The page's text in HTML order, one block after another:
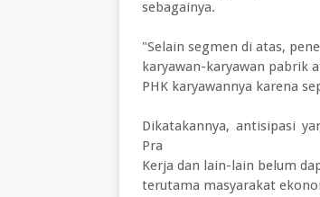
sebagainya.
"Selain segmen di atas,
karyawan-karyawan pabrik
PHK karyawannya karena
Dikatakannya, antisipasi
Pra
Kerja dan lain-lain belum
terutama masyarakat